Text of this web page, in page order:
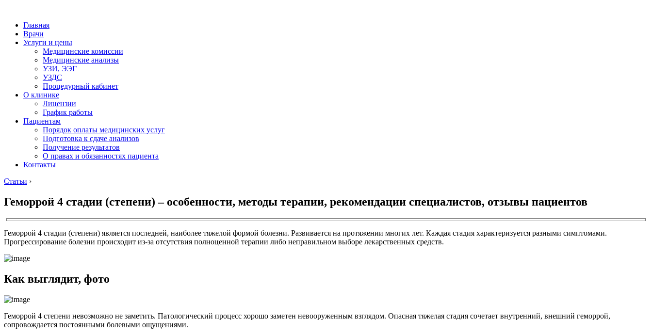
Главная
Врачи
Услуги и цены
Медицинские комиссии
Медицинские анализы
УЗИ, ЭЭГ
УЗДС
Процедурный кабинет
О клинике
Лицензии
График работы
Пациентам
Порядок оплаты медицинских услуг
Подготовка к сдаче анализов
Получение результатов
О правах и обязанностях пациента
Контакты
Статьи ›
Геморрой 4 стадии (степени) – особенности, методы терапии, рекомендации специалистов, отзывы пациентов
Геморрой 4 стадии (степени) является последней, наиболее тяжелой формой болезни. Развивается на протяжении многих лет. Каждая стадия характеризуется разными симптомами.
Прогрессирование болезни происходит из-за отсутствия полноценной терапии либо неправильном выборе лекарственных средств.
Как выглядит, фото
Геморрой 4 степени невозможно не заметить. Патологический процесс хорошо заметен невооруженным взглядом. Опасная тяжелая стадия сочетает внутренний, внешний геморрой,
сопровождается постоянными болевыми ощущениями.